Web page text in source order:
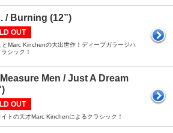
/ Burning (12”)
OUT
とMarc Kinchenの大出世作！ディープガラージハ
シック！
Men / Just A Dream
OUT
トの天才Marc Kinchenによるクラシック！